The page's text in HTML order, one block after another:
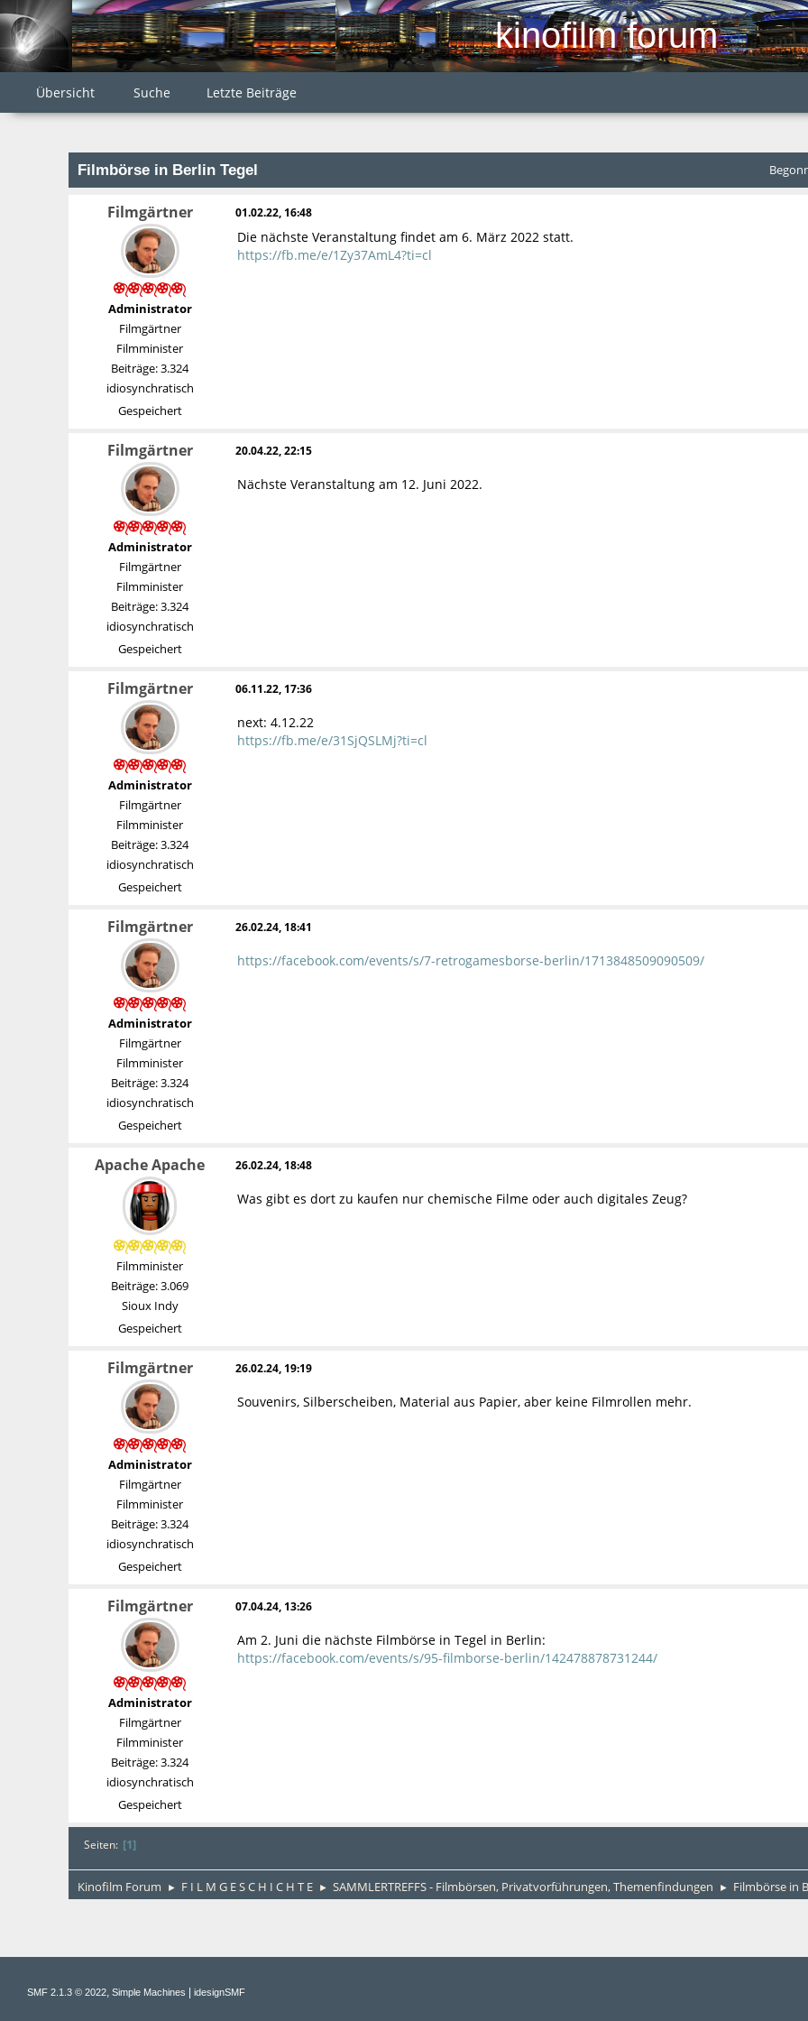
kinofilm forum
Übersicht Suche Letzte Beiträge
Filmbörse in Berlin Tegel
Filmgärtner
Administrator
Filmgärtner
Filmminister
Beiträge: 3.324
idiosynchratisch
Gespeichert
01.02.22, 16:48
Die nächste Veranstaltung findet am 6. März 2022 statt.
https://fb.me/e/1Zy37AmL4?ti=cl
Filmgärtner
Administrator
Filmgärtner
Filmminister
Beiträge: 3.324
idiosynchratisch
Gespeichert
20.04.22, 22:15
Nächste Veranstaltung am 12. Juni 2022.
Filmgärtner
Administrator
Filmgärtner
Filmminister
Beiträge: 3.324
idiosynchratisch
Gespeichert
06.11.22, 17:36
next: 4.12.22
https://fb.me/e/31SjQSLMj?ti=cl
Filmgärtner
Administrator
Filmgärtner
Filmminister
Beiträge: 3.324
idiosynchratisch
Gespeichert
26.02.24, 18:41
https://facebook.com/events/s/7-retrogamesborse-berlin/1713848509090509/
Apache Apache
Filmminister
Beiträge: 3.069
Sioux Indy
Gespeichert
26.02.24, 18:48
Was gibt es dort zu kaufen nur chemische Filme oder auch digitales Zeug?
Filmgärtner
Administrator
Filmgärtner
Filmminister
Beiträge: 3.324
idiosynchratisch
Gespeichert
26.02.24, 19:19
Souvenirs, Silberscheiben, Material aus Papier, aber keine Filmrollen mehr.
Filmgärtner
Administrator
Filmgärtner
Filmminister
Beiträge: 3.324
idiosynchratisch
Gespeichert
07.04.24, 13:26
Am 2. Juni die nächste Filmbörse in Tegel in Berlin:
https://facebook.com/events/s/95-filmborse-berlin/142478878731244/
Seiten 1
Kinofilm Forum ► F I L M G E S C H I C H T E ► SAMMLERTREFFS - Filmbörsen, Privatvorführungen, Themenfindungen ► Filmbörse in
SMF 2.1.3 © 2022, Simple Machines | idesignSMF